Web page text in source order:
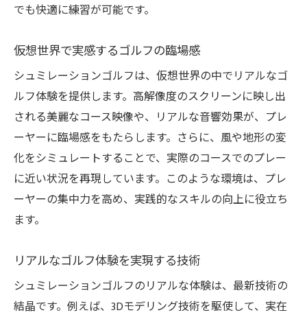
でも快適に練習が可能です。
仮想世界で実感するゴルフの臨場感
シュミレーションゴルフは、仮想世界の中でリアルなゴ
ルフ体験を提供します。高解像度のスクリーンに映し出
される美麗なコース映像や、リアルな音響効果が、プレ
ーヤーに臨場感をもたらします。さらに、風や地形の変
化をシミュレートすることで、実際のコースでのプレー
に近い状況を再現しています。このような環境は、プレ
ーヤーの集中力を高め、実践的なスキルの向上に役立ち
ます。
リアルなゴルフ体験を実現する技術
シュミレーションゴルフのリアルな体験は、最新技術の
結晶です。例えば、3Dモデリング技術を駆使して、実在